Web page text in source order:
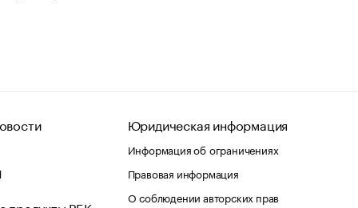
Юридическая информация
Информация об ограничениях
Правовая информация
О соблюдении авторских прав